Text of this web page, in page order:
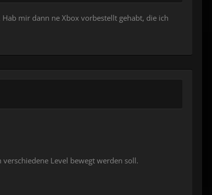
mir dann ne Xbox vorbestellt gehabt, die ich
Level bewegt werden soll.